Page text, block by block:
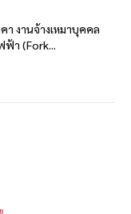
งานจ้างเหมาบุคคล
า (Fork...